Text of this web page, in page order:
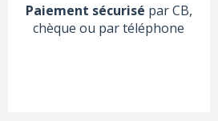
Paiement sécurisé par CB,
chèque ou par téléphone